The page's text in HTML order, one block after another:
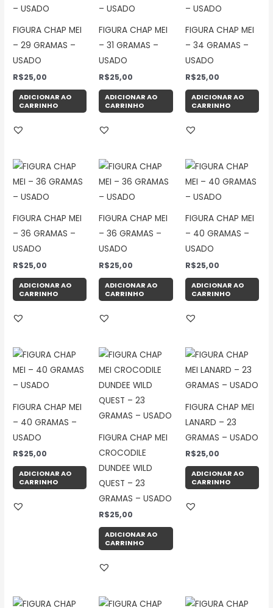
FIGURA CHAP MEI
– 29 GRAMAS –
USADO
R$25,00
ADICIONAR AO
CARRINHO
FIGURA CHAP MEI
– 31 GRAMAS –
USADO
R$25,00
ADICIONAR AO
CARRINHO
FIGURA CHAP MEI
– 34 GRAMAS –
USADO
R$25,00
ADICIONAR AO
CARRINHO
FIGURA CHAP MEI
– 36 GRAMAS –
USADO
R$25,00
ADICIONAR AO
CARRINHO
FIGURA CHAP MEI
– 36 GRAMAS –
USADO
R$25,00
ADICIONAR AO
CARRINHO
FIGURA CHAP MEI
– 40 GRAMAS –
USADO
R$25,00
ADICIONAR AO
CARRINHO
FIGURA CHAP MEI
– 40 GRAMAS –
USADO
R$25,00
ADICIONAR AO
CARRINHO
FIGURA CHAP MEI
CROCODILE
DUNDEE WILD
QUEST – 23
GRAMAS – USADO
R$25,00
ADICIONAR AO
CARRINHO
FIGURA CHAP MEI
LANARD – 23
GRAMAS – USADO
R$25,00
ADICIONAR AO
CARRINHO